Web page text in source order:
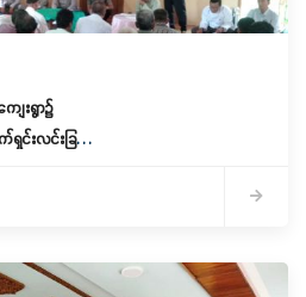
ေးရွာ၌
င်းလင်းခြင်း